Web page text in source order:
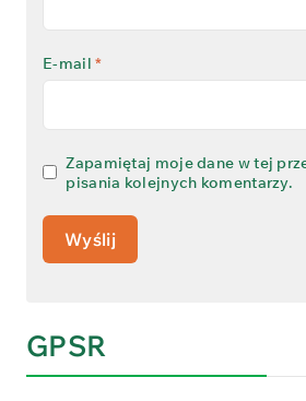
E-mail*
Zapamiętaj moje dane w tej
pisania kolejnych komentarzy.
GPSR